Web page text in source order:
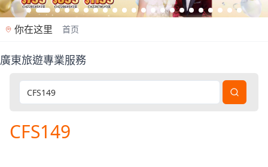
你在这里 首页
廣東旅遊專業服務
廣東旅遊是香港專業旅行社（牌照353362），2012年重塑品
CFS149